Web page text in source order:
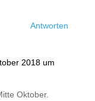
Antworten
2018 um
Oktober.